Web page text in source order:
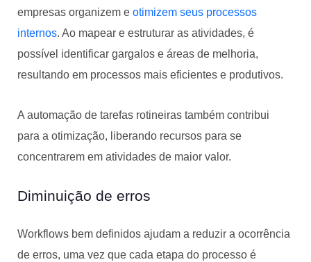
empresas organizem e otimizem seus processos
internos. Ao mapear e estruturar as atividades, é
possível identificar gargalos e áreas de melhoria,
resultando em processos mais eficientes e produtivos.
A automação de tarefas rotineiras também contribui
para a otimização, liberando recursos para se
concentrarem em atividades de maior valor.
Diminuição de erros
Workflows bem definidos ajudam a reduzir a ocorrência
de erros, uma vez que cada etapa do processo é